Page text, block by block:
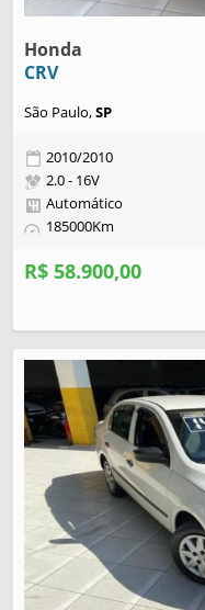
Honda
CRV
São Paulo,SP
2010/2010
2.0 - 16V
Automático
185000Km
R$ 58.900,00